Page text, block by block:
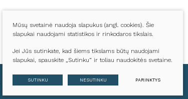
Mūsų svetainė naudoja slapukus (angl. cookies). Šie
slapukai naudojami statistikos ir rinkodaros tikslais.
Jei Jūs sutinkate, kad šiems tikslams būtų naudojami
slapukai, spauskite „Sutinku“ ir toliau naudokitės svetaine.
SUTINKU NESUTINKU PARINKTYS